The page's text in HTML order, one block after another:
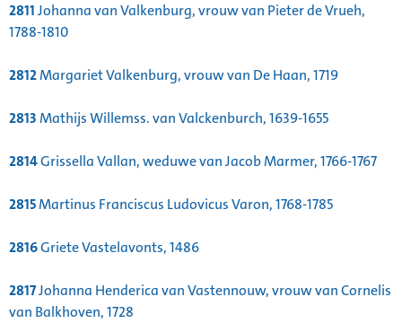
2811Johanna van Valkenburg, vrouw van Pieter de Vrueh,
1788-1810
2812Margariet Valkenburg, vrouw van De Haan, 1719
2813Mathijs Willemss. van Valckenburch, 1639-1655
2814Grissella Vallan, weduwe van Jacob Marmer, 1766-1767
2815Martinus Franciscus Ludovicus Varon, 1768-1785
2816Griete Vastelavonts, 1486
2817Johanna Henderica van Vastennouw, vrouw van Cornelis
van Balkhoven, 1728